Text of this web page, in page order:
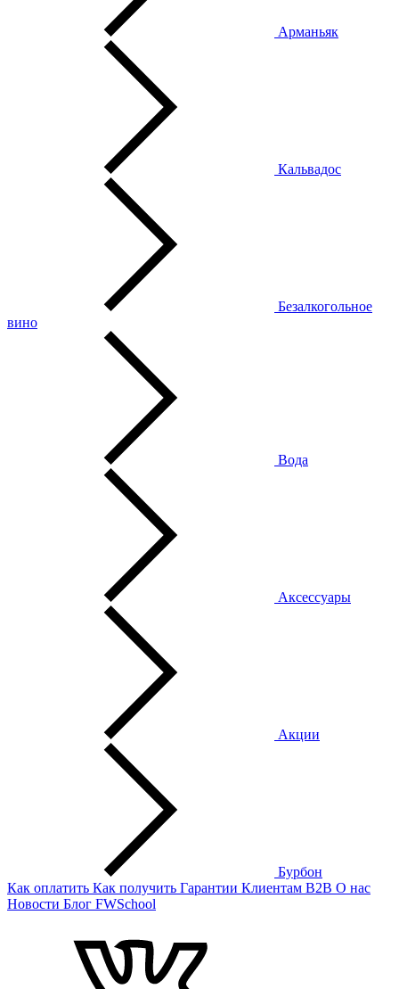
Арманьяк
Кальвадос
Безалкогольное
вино
Вода
Аксессуары
Акции
Бурбон
Как оплатить Как получить Гарантии Клиентам B2B О нас
Новости Блог FWSchool